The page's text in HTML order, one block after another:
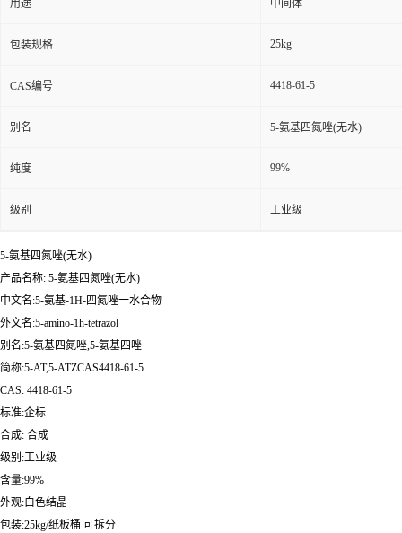
用途 中间体
包装规格 25kg
CAS编号 4418-61-5
别名 5-氨基四氮唑(无水)
纯度 99%
级别 工业级
5-氨基四氮唑(无水)
产品名称: 5-氨基四氮唑(无水)
中文名:5-氨基-1H-四氮唑一水合物
外文名:5-amino-1h-tetrazol
别名:5-氨基四氮唑,5-氨基四唑
简称:5-AT,5-ATZCAS4418-61-5
CAS: 4418-61-5
标准:企标
合成: 合成
级别:工业级
含量:99%
外观:白色结晶
包装:25kg/纸板桶 可拆分